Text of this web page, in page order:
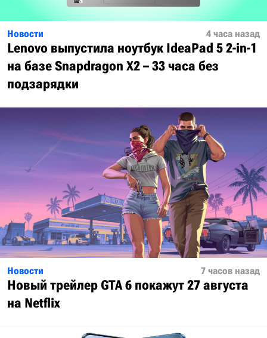
Новости 4 часа назад
Lenovo выпустила ноутбук IdeaPad 5 2-in-1
на базе Snapdragon X2 – 33 часа без
подзарядки
Новости 7 часов назад
Новый трейлер GTA 6 покажут 27 августа
на Netflix